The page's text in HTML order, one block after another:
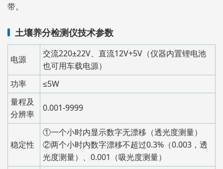
带。
土壤养分检测仪技术参数
电源
交流220±22V、直流12V+5V（仪器内置锂电池
也可用车载电源）
功率
≤5W
量程及
分辨率
0.001-9999
稳定性
①一个小时内显示数字无漂移（透光度测量）
②两个小时内数字漂移不超过0.3%（0.003，透
光度测量）、0.001（吸光度测量）